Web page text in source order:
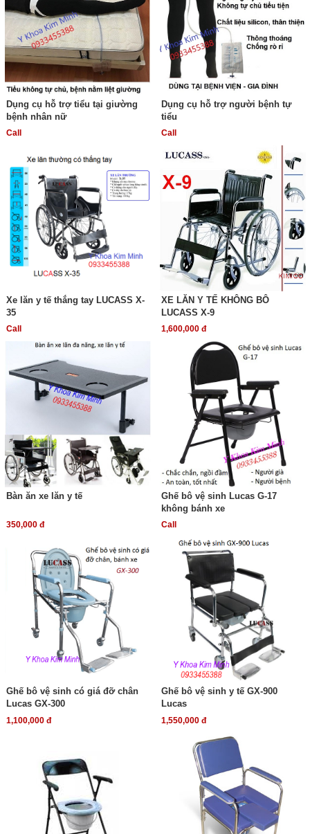
Dụng cụ hỗ trợ tiểu tại giường
bệnh nhân nữ
Call
Dụng cụ hỗ trợ người bệnh tự
tiểu
Call
Xe lăn y tế thắng tay LUCASS X-
35
Call
XE LĂN Y TẾ KHÔNG BÔ
LUCASS X-9
1,600,000 đ
Bàn ăn xe lăn y tế
350,000 đ
Ghế bô vệ sinh Lucas G-17
không bánh xe
Call
Ghế bô vệ sinh có giá đỡ chân
Lucas GX-300
1,100,000 đ
Ghế bô vệ sinh y tế GX-900
Lucas
1,550,000 đ